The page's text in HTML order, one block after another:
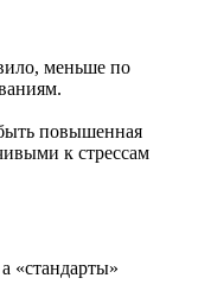
меньше по
повышенная
к стрессам
«стандарты»